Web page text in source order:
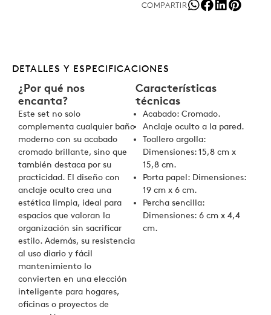
COMPARTIR
DETALLES Y ESPECIFICACIONES
¿Por qué nos
encanta?
Este set no solo
complementa cualquier baño
moderno con su acabado
cromado brillante, sino que
también destaca por su
practicidad. El diseño con
anclaje oculto crea una
estética limpia, ideal para
espacios que valoran la
organización sin sacrificar
estilo. Además, su resistencia
al uso diario y fácil
mantenimiento lo
convierten en una elección
inteligente para hogares,
oficinas o proyectos de
Características
técnicas
Acabado: Cromado.
Anclaje oculto a la pared.
Toallero argolla:
Dimensiones: 15,8 cm x
15,8 cm.
Porta papel: Dimensiones:
19 cm x 6 cm.
Percha sencilla:
Dimensiones: 6 cm x 4,4
cm.